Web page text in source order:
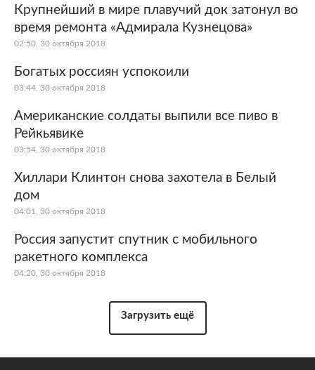
Крупнейший в мире плавучий док затонул во
время ремонта «Адмирала Кузнецова»
02:50, 30 октября 2018
Богатых россиян успокоили
03:44, 30 октября 2018
Американские солдаты выпили все пиво в
Рейкьявике
03:54, 30 октября 2018
Хиллари Клинтон снова захотела в Белый
дом
04:01, 30 октября 2018
Россия запустит спутник с мобильного
ракетного комплекса
04:20, 30 октября 2018
Загрузить ещё